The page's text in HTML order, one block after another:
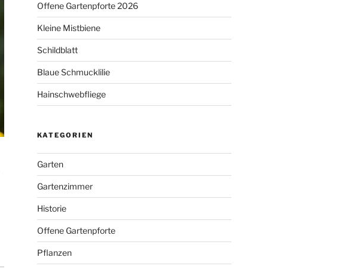
Offene Gartenpforte 2026
Kleine Mistbiene
Schildblatt
Blaue Schmucklilie
Hainschwebfliege
KATEGORIEN
Garten
Gartenzimmer
Historie
Offene Gartenpforte
Pflanzen